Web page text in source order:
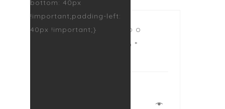
bottom: 40px
!important;padding-left:
40px !important;}
Nombre de usuario o
correo electrónico *